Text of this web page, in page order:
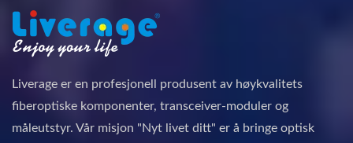
Liverage er en profesjonell produsent av høykvalitets
fiberoptiske komponenter, transceiver-moduler og
måleutstyr. Vår misjon "Nyt livet ditt" er å bringe optisk